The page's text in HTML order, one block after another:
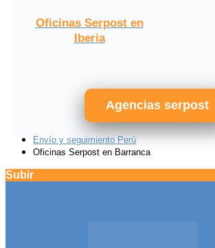
Oficinas Serpost en
Iberia
Agencias serpost
Envío y seguimiento Perú
Oficinas Serpost en Barranca
Subir